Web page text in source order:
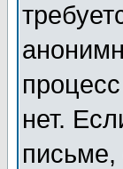
нет.
письме,